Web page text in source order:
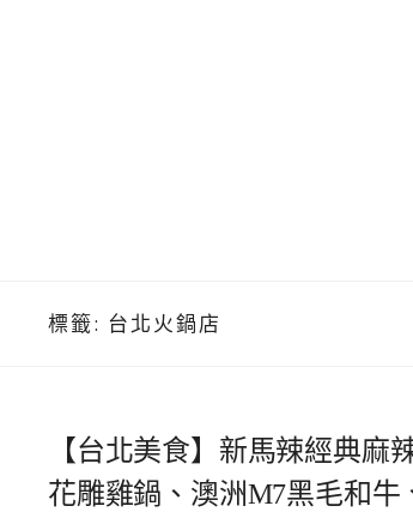
標籤: 台北火鍋店
【台北美食】新馬辣經典
花雕雞鍋、澳洲M7黑毛和